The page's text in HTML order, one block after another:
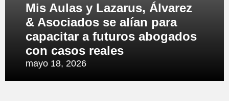
Mis Aulas y Lazarus, Álvarez
& Asociados se alían para
capacitar a futuros abogados
con casos reales
mayo 18, 2026